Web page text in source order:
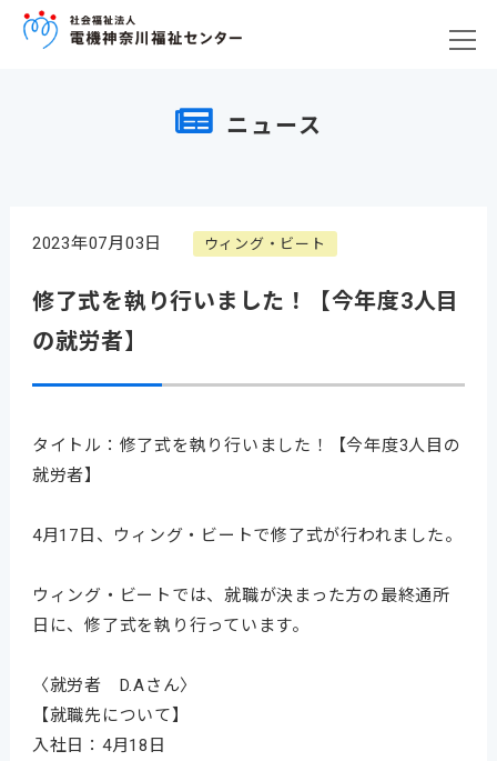
ニュース
2023年07月03日 ウィング・ビート
修了式を執り行いました！【今年度3人目
の就労者】
タイトル：修了式を執り行いました！【今年度3人目の
就労者】
4月17日、ウィング・ビートで修了式が行われました。
ウィング・ビートでは、就職が決まった方の最終通所
日に、修了式を執り行っています。
〈就労者 D.Aさん〉
【就職先について】
入社日：4月18日